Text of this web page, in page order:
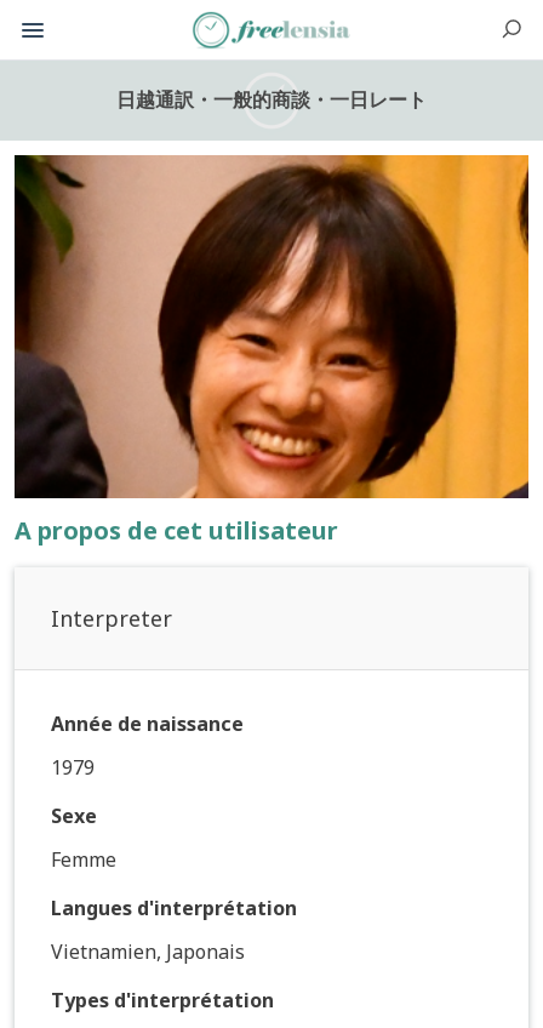
日越通訳・一般的商談・一日レート
A propos de cet utilisateur
Interpreter
Année de naissance
1979
Sexe
Femme
Langues d'interprétation
Vietnamien, Japonais
Types d'interprétation